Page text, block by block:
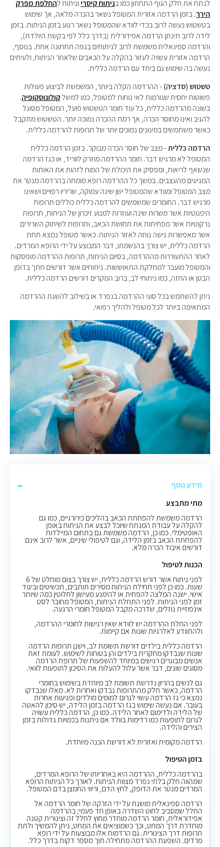
לנתח את חלק הגוף התחתון כמו בניתוח קיסריוניתוח להחלפת מפרק
הירך. בזמן הרדמה אזורית המטופל נשאר בהכרה מלאה, אך שימוש
בטשטוש נעשה לרוב בכדי לוודא שהמטופל נשאר רגוע בזמן הניתוח. בזמן
לידה לרוב תינתן הרדמה אפידורלית (בדרך כלל לפי בקשת היולדת),
והרדמה ספינאלית משמשת לרוב לניתוחים בגפה תחתונה אחת. בנוסף,
הרדמה אזורית עשויה לעזור בהקלה על הכאבים שלאחר הניתוח, ולעיתים
נעשה בה שימוש גם ביחד עם הרדמה כללית.
טשטוש (סדציה)- ההרדמה הקלה ביותר, המשמשת לביצוע פעולות
פשוטות יחסית שגורמות לאי נוחות למטופל, כמו למשלקולונוסקופיה.
בשונה מהרדמה כללית, כל עוד חומר הטשטוש פועל, המטופל מסוגל
להגיב ואינו מחוסר הכרה, אך רמת ההכרה נמוכה יותר. הטשטוש מתקבל
כאשר משתמשים במינונים נמוכים יותר של תרופות להרדמה כללית.
הרדמה כללית- מצב של חוסר הכרה מבוקר. בזמן הרדמה כללית
המטופל לא מרגיש דבר. חומר ההרדמה מוזרק לווריד, או כגז הרדמה
שנשאף לריאות, ומפסיק את היכולת של המוח לזהות את האותות
המגיעים מהעצבים. במשך כל ההרדמה רופא מומחה בהרדמה מנטר את
מצב המטופל ומוודא שהמטופל ישן שינה עמוקה, שריריו רפויים ושאינו
מרגיש דבר. החומרים שמשמשים להרדמה כללית כוללים תרופות
היפנוטיות אשר משרות שינה ועוזרות למנוע זיכרון של הניתוח, תרופות
נרקוטיות אשר מפחיתות את תחושת הכאב, ותרופות לשיתוק השרירים
אשר מאפשרות גישה נוחה לאזור הניתוח. כאשר מטופל נמצא תחת
הרדמה כללית, יש צורך בהנשמתו, דבר המבוצע על ידי הרופא המרדים.
לאחר ההתעוררות מההרדמה, בסיום הניתוח, תרופות ההרדמה מופסקות
והמטופל מועבר למחלקת התאוששות. ניתוחים אשר דורשים חתך בדופן
הבטן או החזה, כמו ניתוחי לב, ברוב המקרים דורשים הרדמה כללית.
ניתן להשתמש בכל סוגי ההרדמה בנפרד או בשילוב להשגת ההרדמה
המתאימה ביותר לכל מטופל ולהליך רפואי.
מידע נוסף
מתי מתבצע
הרדמה משמשת להפחתת הכאב בהליכים כירורגיים, כמו גם
להקלה על עבודת המנתח שיוכל לבצע את הניתוח באופן
האופטימלי. כמו כן, הרדמה משמשת גם בתחום המיילדות
להפחתת הכאב בזמן הלידה, וגם לטיפולי שיניים, אשר לרוב אינם
דורשים איבוד הכרה מלא.
הכנות לטיפול
לפני ניתוח אשר דורש הרדמה כללית, יש צורך בצום מוחלט של 6
שעות. כמו כן לפני תחילת הניתוח מסירים תותבים, תכשיטים וביגוד
אישי. ישנה המלצה להפחית או להימנע מעישון לחלוטין כמה שיותר
זמן לפני הניתוח. לפני התחלת הניתוח, המטופל מחובר לסט
אינפוזיית נוזלים, שדרכה מקבל המטופל חומרי הרגעה.
לפני החלת ההרדמה יש לוודא שאין רגישות לחומרי ההרדמה,
ולהתוודע לאלרגיות שונות אם קיימות.
הרדמה כללית בילדים דורשת תשומת לב, וישנן תרופות הרדמה
שונות שנבדקו מחקרית בילדים והן בטוחות לשימוש. לעומת זאת
אנשים מבוגרים רגישים במיוחד להשפעות של תרופת הרדמה
מסוגים שונים, דבר אשר עלול להעלות את הסיכון לתופעות לוואי.
גם לנשים בהריון נדרשת תשומת לב מיוחדת בשימוש בחומרי
הרדמה, כאשר חלק מהתרופות נבדקו ואחרות לא. מאלו שנבדקו
נמצא כי גז הרדמה עשוי לגרום למומים מולדים ופגיעות אחרות
בעובר. אם נעשה שימוש בגז הרדמה בזמן הלידה, יש סיכון להאטה
של הלידה ולדימום לאחר הלידה. כמו כן, הרדמה כללית עשויה
לגרום לתופעות כמו רדימות בוולד אם ניתנות בכמויות גדולות בזמן
הצירים והלידה.
הרדמה מקומית ואזורית לא דורשת הכנה מיוחדת.
בזמן הטיפול
בהרדמה כללית, ההרדמה היא באחריותו של הרופא המרדים,
שמהווה חלק בלתי נפרד מצוות הניתוח. לאורך כל הניתוח הרופא
המרדים מנטר את הדופק, לחץ הדם, וריווי החמצן בדם המטופל.
הרדמה ספינאלית מושגת על ידי הזרקה של חומר הרדמה אל
החלל שמסביב לחוט השדרה באופן חד פעמי; בהרדמה
אפידוראלית, חומר הרדמה מוחדר מחוץ לחלל זה וצינורית קטנה
מוחדרת דרך המחט, וכך כשמוציאים את המחט, ניתן להמשיך ולתת
תרופות דרך הצינורית. גם הרדמות אלו מבוצעות על ידי רופא
מרדים. השפעת ההרדמה מתחילה תוך מספר דקות בדרך כלל.